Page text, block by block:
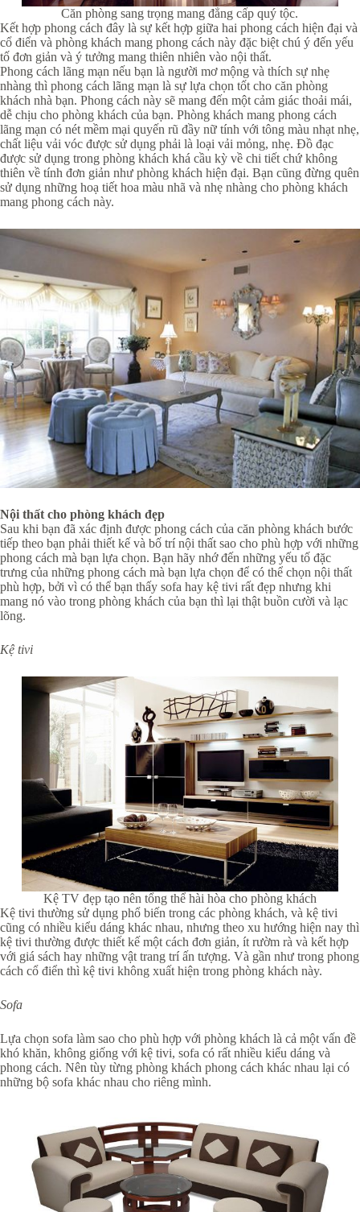
Căn phòng sang trọng mang đẳng cấp quý tộc.
Kết hợp phong cách đây là sự kết hợp giữa hai phong cách hiện đại và
cổ điển và phòng khách mang phong cách này đặc biệt chú ý đến yếu
tố đơn giản và ý tưởng mang thiên nhiên vào nội thất.
Phong cách lãng mạn nếu bạn là người mơ mộng và thích sự nhẹ
nhàng thì phong cách lãng mạn là sự lựa chọn tốt cho căn phòng
khách nhà bạn. Phong cách này sẽ mang đến một cảm giác thoải mái,
dễ chịu cho phòng khách của bạn. Phòng khách mang phong cách
lãng mạn có nét mềm mại quyến rũ đầy nữ tính với tông màu nhạt nhẹ,
chất liệu vải vóc được sử dụng phải là loại vải mỏng, nhẹ. Đồ đạc
được sử dụng trong phòng khách khá cầu kỳ về chi tiết chứ không
thiên về tính đơn giản như phòng khách hiện đại. Bạn cũng đừng quên
sử dụng những hoạ tiết hoa màu nhã và nhẹ nhàng cho phòng khách
mang phong cách này.
Nội thất cho phòng khách đẹp
Sau khi bạn đã xác định được phong cách của căn phòng khách bước
tiếp theo bạn phải thiết kế và bố trí nội thất sao cho phù hợp với những
phong cách mà bạn lựa chọn. Bạn hãy nhớ đến những yếu tố đặc
trưng của những phong cách mà bạn lựa chọn để có thể chọn nội thất
phù hợp, bởi vì có thể bạn thấy sofa hay kệ tivi rất đẹp nhưng khi
mang nó vào trong phòng khách của bạn thì lại thật buồn cười và lạc
lõng.
Kệ tivi
Kệ TV đẹp tạo nên tổng thể hài hòa cho phòng khách
Kệ tivi thường sử dụng phổ biến trong các phòng khách, và kệ tivi
cũng có nhiều kiểu dáng khác nhau, nhưng theo xu hướng hiện nay thì
kệ tivi thường được thiết kế một cách đơn giản, ít rườm rà và kết hợp
với giá sách hay những vật trang trí ấn tượng. Và gần như trong phong
cách cổ điển thì kệ tivi không xuất hiện trong phòng khách này.
Sofa
Lựa chọn sofa làm sao cho phù hợp với phòng khách là cả một vấn đề
khó khăn, không giống với kệ tivi, sofa có rất nhiều kiểu dáng và
phong cách. Nên tùy từng phòng khách phong cách khác nhau lại có
những bộ sofa khác nhau cho riêng mình.